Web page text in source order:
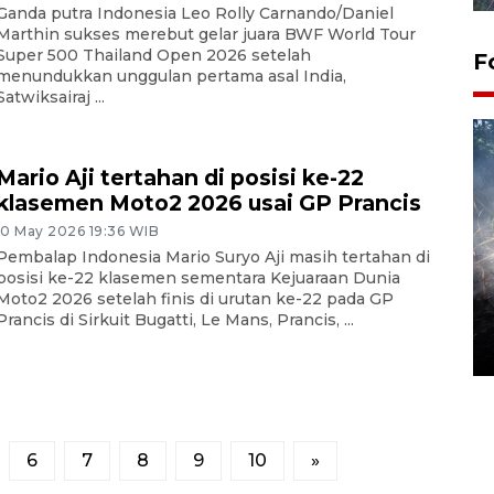
putra Indonesia Leo Rolly Carnando/Daniel
sukses merebut gelar juara BWF World Tour
500 Thailand Open 2026 setelah
unggulan pertama asal India,
...
Aji tertahan di posisi ke-22
Moto2 2026 usai GP Prancis
May 2026 19:36 WIB
Indonesia Mario Suryo Aji masih tertahan di
ke-22 klasemen sementara Kejuaraan Dunia
2026 setelah finis di urutan ke-22 pada GP
di Sirkuit Bugatti, Le Mans, Prancis, ...
6 7 8 9 10 »
Alokasi anggaran untuk bibit
kopi arabika Gayo